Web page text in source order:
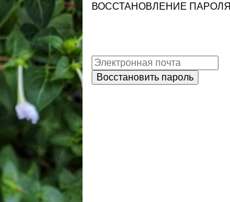
ВОССТАНОВЛЕНИЕ ПАРОЛЯ